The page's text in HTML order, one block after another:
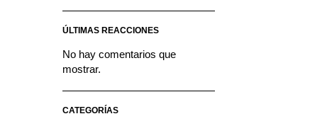
ÚLTIMAS REACCIONES
No hay comentarios que
mostrar.
CATEGORÍAS